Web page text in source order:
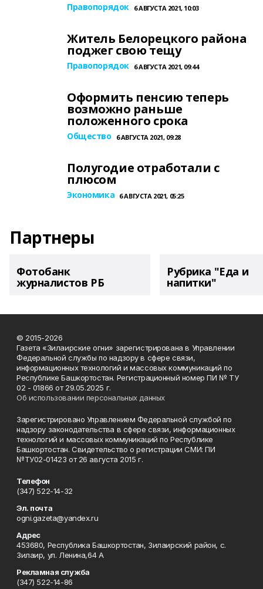
Правопорядок 6 АВГУСТА 2021, 10:03
Житель Белорецкого района
поджег свою тещу
Правопорядок 6 АВГУСТА 2021, 09:44
Оформить пенсию теперь
возможно раньше
положенного срока
Общество 6 АВГУСТА 2021, 09:28
Полугодие отработали с
плюсом
Экономика 6 АВГУСТА 2021, 05:25
Партнеры
Фотобанк
журналистов РБ
Рубрика "Еда и
напитки"
© 2015-2026
Газета «Зилаирские огни» зарегистрирована в Управлении
Федеральной службы по надзору в сфере связи,
информационных технологий и массовых коммуникаций по
Республике Башкортостан. Регистрационный номер ПИ № ТУ
02 - 01866 от 29.05.2025 г.
Об использовании персональных данных
Зарегистрировано Управлением Федеральной службой по
надзору законодательства в сфере связи, информационных
технологий и массовых коммуникаций по Республике
Башкортостан. Свидетельство о регистрации СМИ: ПИ
№ТУ02-01423 от 26 августа 2015 г.
Телефон
(347) 522-14-32
Эл. почта
ogni.gazeta@yandex.ru
Адрес
453680, Республика Башкортостан, Зилаирский район, с.
Зилаир, ул. Ленина,64 А
Рекламная служба
(347) 522-14-86